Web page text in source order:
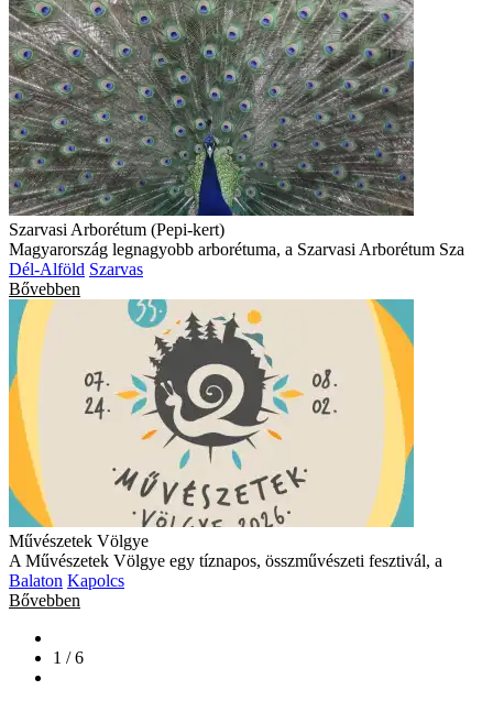
Szarvasi Arborétum (Pepi-kert)
Magyarország legnagyobb arborétuma, a Szarvasi Arborétum Sza
Dél-Alföld Szarvas
Bővebben
Művészetek Völgye
A Művészetek Völgye egy tíznapos, összművészeti fesztivál, a
Balaton Kapolcs
Bővebben
1 / 6